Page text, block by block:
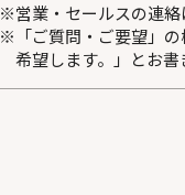
※営業・セールスの連絡
※「ご質問・ご要望」
希望します。」とお書